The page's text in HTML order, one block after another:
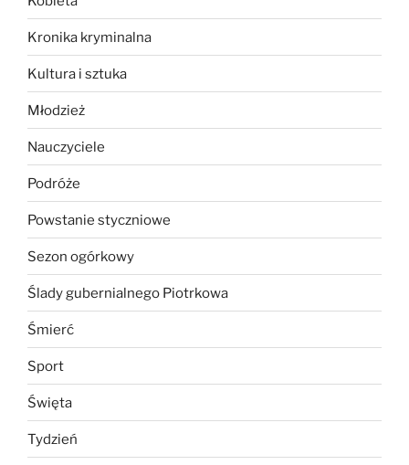
Kronika kryminalna
Kultura i sztuka
Młodzież
Nauczyciele
Podróże
Powstanie styczniowe
Sezon ogórkowy
Ślady gubernialnego Piotrkowa
Śmierć
Sport
Święta
Tydzień